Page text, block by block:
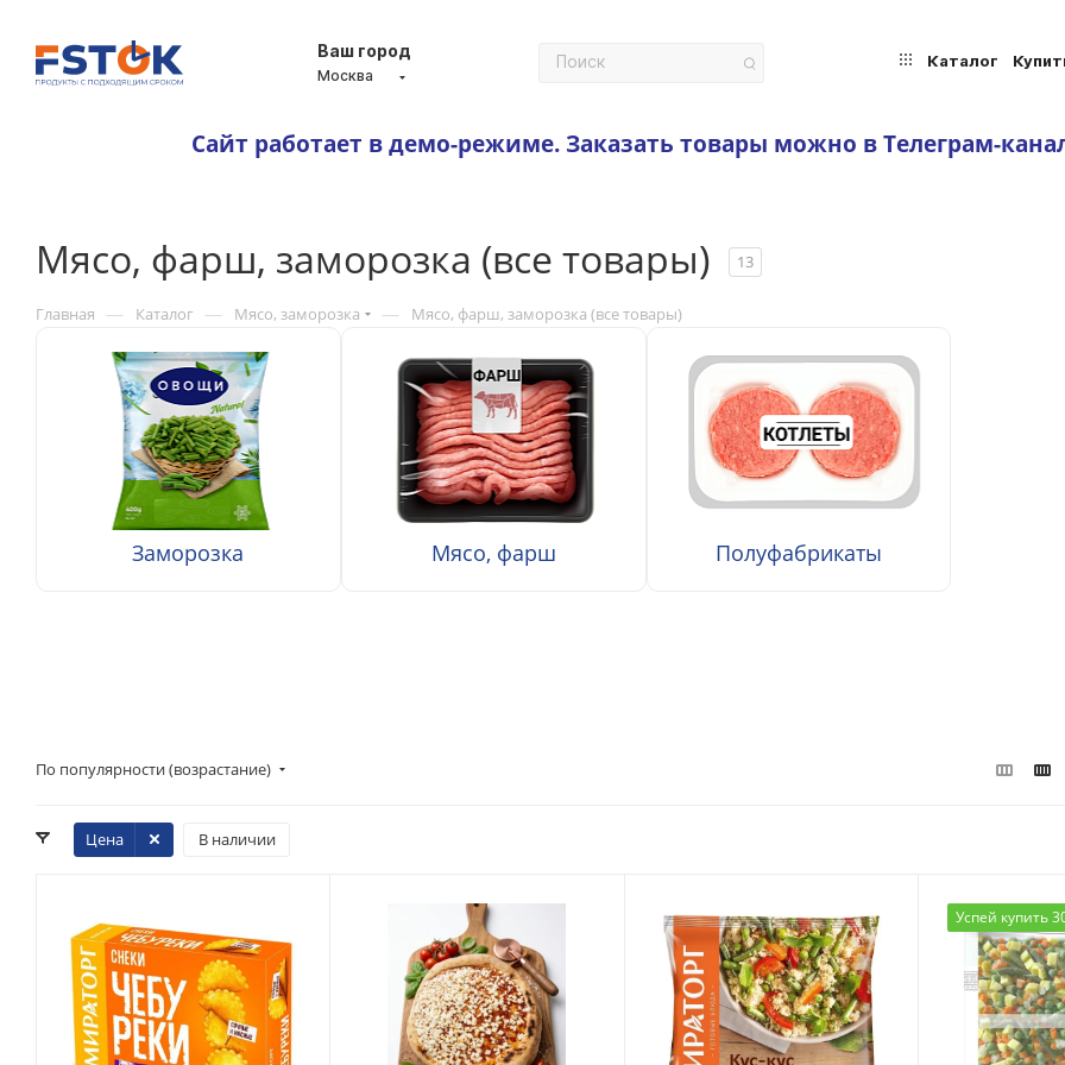
Ваш город
Москва
Каталог
Сайт работает в демо-режиме. Заказать товары можно в Телеграм-
Мясо, фарш, заморозка (все товары) 13
Главная — Каталог — Мясо, заморозка — Мясо, фарш, заморозка (все товары)
Заморозка Мясо, фарш Полуфабрикаты
По популярности (возрастание)
Цена В наличии
Успей купить